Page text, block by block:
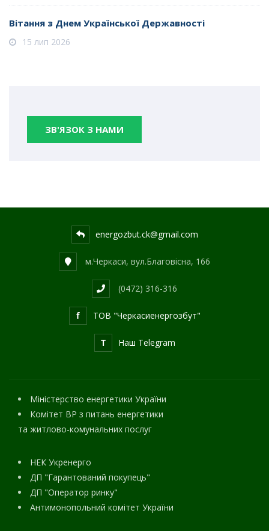
Вітання з Днем Української Державності
15 лип 2026
ЗВ'ЯЗОК З НАМИ
energozbut.ck@gmail.com
м.Черкаси, вул.Благовісна, 166
(0472) 316-316
f ТОВ "Черкасиенергозбут"
T Наш Telegram
Міністерство енергетики України
Комітет ВР з питань енергетики
та житлово-комунальних послуг
НЕК Укренерго
ДП "Гарантований покупець"
ДП "Оператор ринку"
Антимонопольний комітет України